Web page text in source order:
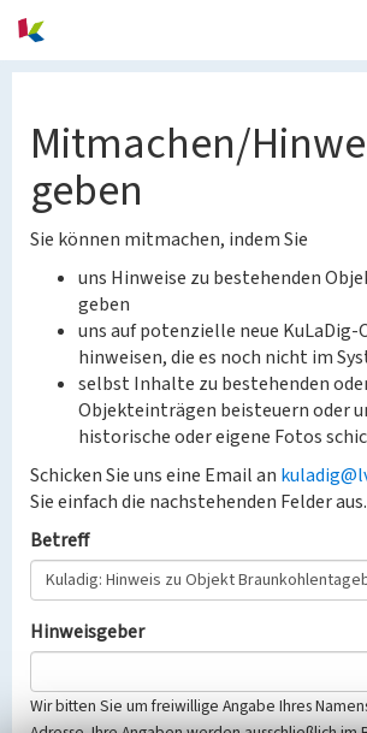
Mitmachen/
geben
Sie können mitmachen, indem Sie
uns Hinweise zu bestehenden
geben
uns auf potenzielle neue KuLaDig-
hinweisen, die es noch nicht im
selbst Inhalte zu bestehenden
Objekteinträgen beisteuern oder
historische oder eigene Fotos
Schicken Sie uns eine Email an
Sie einfach die nachstehenden Felder aus.
Betreff
Hinweisgeber
Wir bitten Sie um freiwillige Angabe Ihres